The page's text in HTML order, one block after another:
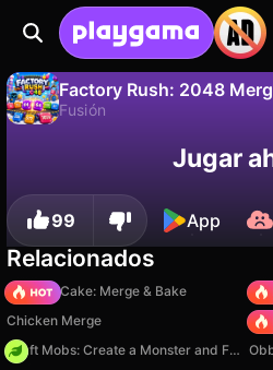
Factory Rush: 2048
Fusión
¡Guarda el progreso!
Jugar
99 App
Relacionados
Piece of Cake: Merge & Bake
+1
Chicken Merge
Craft Mobs: Create a Monster and Fight!